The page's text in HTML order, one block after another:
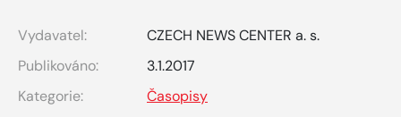
Vydavatel:
CZECH NEWS CENTER a. s.
Publikováno:
3.1.2017
Kategorie:
Časopisy